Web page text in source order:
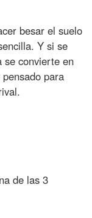
besar el suelo
Y si se
se convierte en
para
de las 3